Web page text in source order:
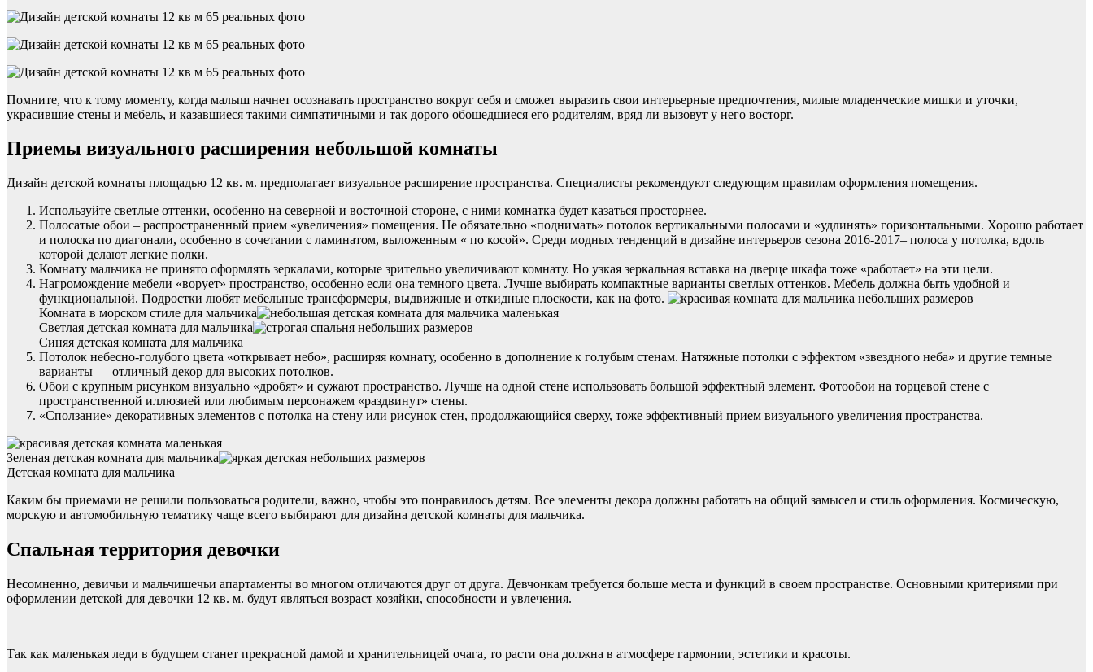
Помните, что к тому моменту, когда малыш начнет осознавать пространство вокруг себя и сможет выразить свои интерьерные предпочтения, милые младенческие мишки и уточки,
украсившие стены и мебель, и казавшиеся такими симпатичными и так дорого обошедшиеся его родителям, вряд ли вызовут у него восторг.
Приемы визуального расширения небольшой комнаты
Дизайн детской комнаты площадью 12 кв. м. предполагает визуальное расширение пространства. Специалисты рекомендуют следующим правилам оформления помещения.
Используйте светлые оттенки, особенно на северной и восточной стороне, с ними комнатка будет казаться просторнее.
Полосатые обои – распространенный прием «увеличения» помещения. Не обязательно «поднимать» потолок вертикальными полосами и «удлинять» горизонтальными. Хорошо работает
и полоска по диагонали, особенно в сочетании с ламинатом, выложенным « по косой». Среди модных тенденций в дизайне интерьеров сезона 2016-2017– полоса у потолка, вдоль
которой делают легкие полки.
Комнату мальчика не принято оформлять зеркалами, которые зрительно увеличивают комнату. Но узкая зеркальная вставка на дверце шкафа тоже «работает» на эти цели.
Нагромождение мебели «ворует» пространство, особенно если она темного цвета. Лучше выбирать компактные варианты светлых оттенков. Мебель должна быть удобной и
функциональной. Подростки любят мебельные трансформеры, выдвижные и откидные плоскости, как на фото.
Комната в морском стиле для мальчика
Светлая детская комната для мальчика
Синяя детская комната для мальчика
Потолок небесно-голубого цвета «открывает небо», расширяя комнату, особенно в дополнение к голубым стенам. Натяжные потолки с эффектом «звездного неба» и другие темные
варианты — отличный декор для высоких потолков.
Обои с крупным рисунком визуально «дробят» и сужают пространство. Лучше на одной стене использовать большой эффектный элемент. Фотообои на торцевой стене с
пространственной иллюзией или любимым персонажем «раздвинут» стены.
«Сползание» декоративных элементов с потолка на стену или рисунок стен, продолжающийся сверху, тоже эффективный прием визуального увеличения пространства.
Зеленая детская комната для мальчика
Детская комната для мальчика
Каким бы приемами не решили пользоваться родители, важно, чтобы это понравилось детям. Все элементы декора должны работать на общий замысел и стиль оформления. Космическую,
морскую и автомобильную тематику чаще всего выбирают для дизайна детской комнаты для мальчика.
Спальная территория девочки
Несомненно, девичьи и мальчишечьи апартаменты во многом отличаются друг от друга. Девчонкам требуется больше места и функций в своем пространстве. Основными критериями при
оформлении детской для девочки 12 кв. м. будут являться возраст хозяйки, способности и увлечения.
Так как маленькая леди в будущем станет прекрасной дамой и хранительницей очага, то расти она должна в атмосфере гармонии, эстетики и красоты.